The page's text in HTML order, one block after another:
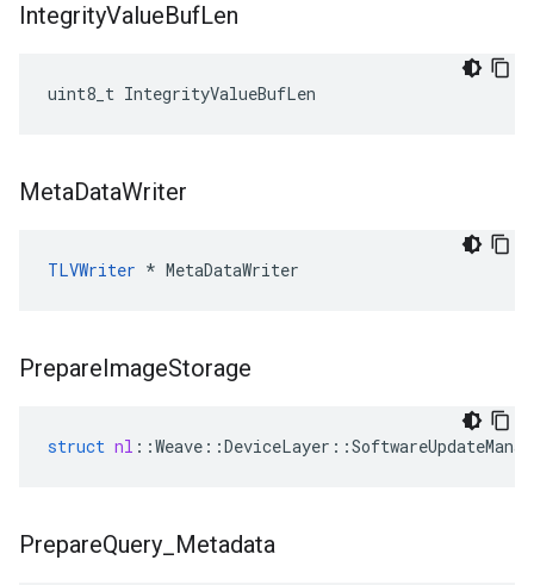
IntegrityValueBufLen
uint8_t IntegrityValueBufLen
MetaDataWriter
TLVWriter * MetaDataWriter
PrepareImageStorage
struct nl ::Weave ::DeviceLayer ::
PrepareQuery Metadata